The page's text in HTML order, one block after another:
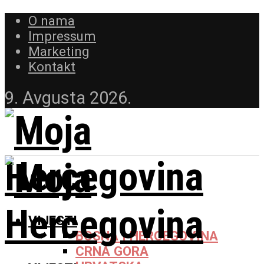
O nama
Impressum
Marketing
Kontakt
9. Avgusta 2026.
VIJESTI
BOSNA I HERCEGOVINA
CRNA GORA